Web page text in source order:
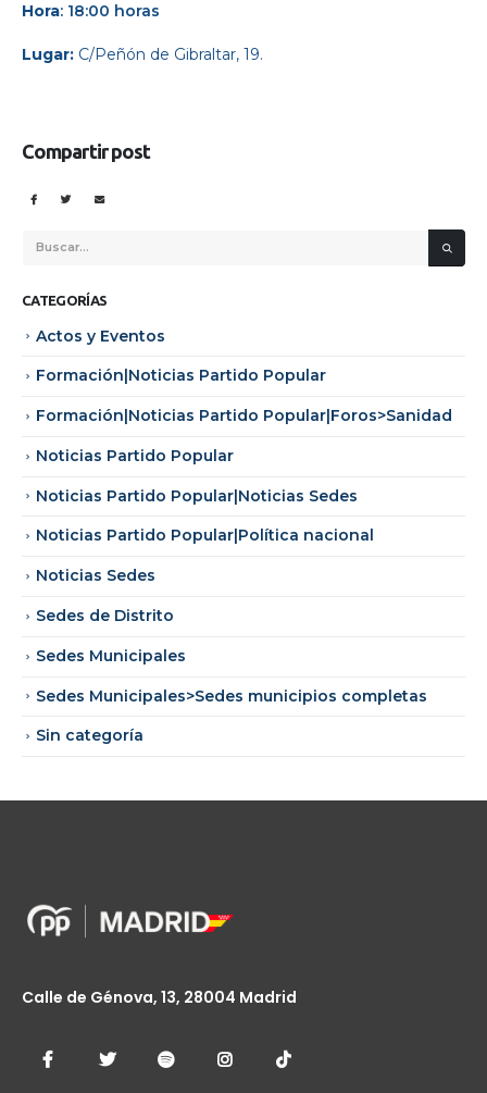
Hora: 18:00 horas
Lugar: C/Peñón de Gibraltar, 19.
Compartir post
CATEGORÍAS
Actos y Eventos
Formación|Noticias Partido Popular
Formación|Noticias Partido Popular|Foros>Sanidad
Noticias Partido Popular
Noticias Partido Popular|Noticias Sedes
Noticias Partido Popular|Política nacional
Noticias Sedes
Sedes de Distrito
Sedes Municipales
Sedes Municipales>Sedes municipios completas
Sin categoría
Calle de Génova, 13, 28004 Madrid